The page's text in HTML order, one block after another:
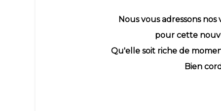
Nous vous adressons
pour cette
Qu'elle soit riche de
Bien